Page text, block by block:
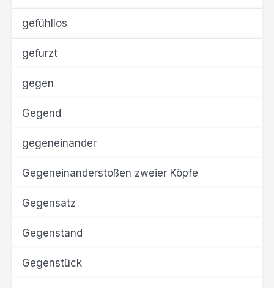
gefühllos
gefurzt
gegen
Gegend
gegeneinander
Gegeneinanderstoßen zweier Köpfe
Gegensatz
Gegenstand
Gegenstück